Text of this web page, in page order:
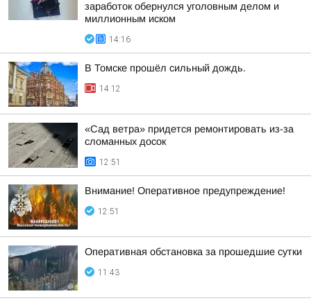
заработок обернулся уголовным делом и
миллионным иском
14:16
В Томске прошёл сильный дождь.
14:12
«Сад ветра» придется ремонтировать из-за
сломанных досок
12:51
Внимание! Оперативное предупреждение!
12:51
Оперативная обстановка за прошедшие сутки
11:43